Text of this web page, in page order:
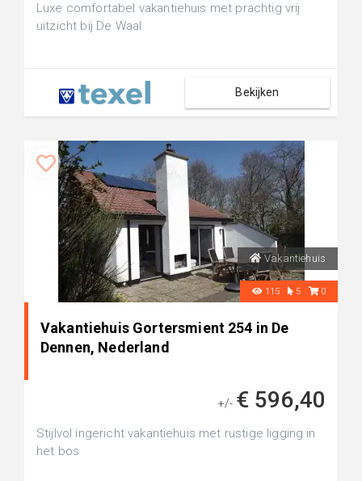
Luxe comfortabel vakantiehuis met prachtig vrij
uitzicht bij De Waal
Bekijken
Vakantiehuis
115 5 0
Vakantiehuis Gortersmient 254 in De
Dennen, Nederland
+/- € 596,40
Stijlvol ingericht vakantiehuis met rustige ligging in
het bos